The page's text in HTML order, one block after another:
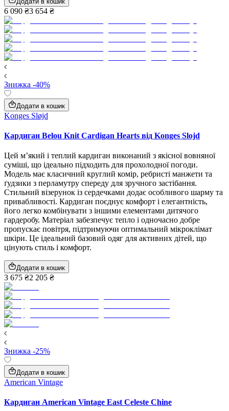
6 090 ₴3 654 ₴
Знижка -40%
Додати в кошик
Konges Sløjd
Кардиган Belou Knit Cardigan Hearts від Konges Slojd
Цей м’який і теплий кардиган виконаний з якісної вовняної
суміші, що ідеально підходить для прохолодної погоди.
Модель має класичний круглий комір, ребристі манжети та
ґудзики з перламутру спереду для зручного застібання.
Стильний візерунок із сердечками додає особливого шарму та
привабливості. Кардиган поєднує комфорт і елегантність,
його легко комбінувати з іншими елементами дитячого
гардеробу. Матеріал забезпечує тепло і одночасно добре
пропускає повітря, підтримуючи оптимальний мікроклімат
шкіри. Це ідеальний базовий одяг для активних дітей, що
цінують стиль і комфорт.
Додати в кошик
3 675 ₴2 205 ₴
Знижка -25%
Додати в кошик
American Vintage
Кардиган American Vintage East Celeste Chine